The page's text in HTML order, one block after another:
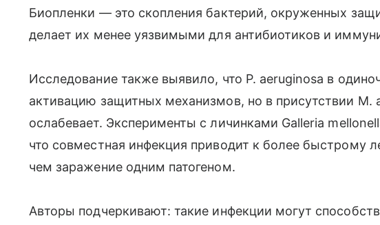
Биопленки — это скопления бактерий, окруженных
делает их менее уязвимыми для антибиотиков и
Исследование также выявило, что P. aeruginosa в
активацию защитных механизмов, но в присутствии M.
ослабевает. Эксперименты с личинками Galleria
что совместная инфекция приводит к более быстрому
чем заражение одним патогеном.
Авторы подчеркивают: такие инфекции могут